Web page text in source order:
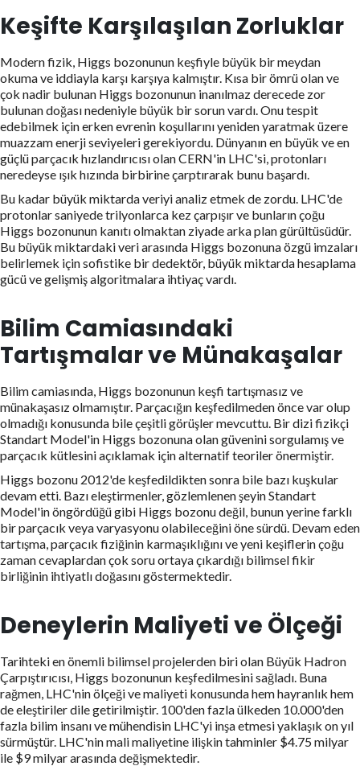
Keşifte Karşılaşılan Zorluklar
Modern fizik, Higgs bozonunun keşfiyle büyük bir meydan
okuma ve iddiayla karşı karşıya kalmıştır. Kısa bir ömrü olan ve
çok nadir bulunan Higgs bozonunun inanılmaz derecede zor
bulunan doğası nedeniyle büyük bir sorun vardı. Onu tespit
edebilmek için erken evrenin koşullarını yeniden yaratmak üzere
muazzam enerji seviyeleri gerekiyordu. Dünyanın en büyük ve en
güçlü parçacık hızlandırıcısı olan CERN'in LHC'si, protonları
neredeyse ışık hızında birbirine çarptırarak bunu başardı.
Bu kadar büyük miktarda veriyi analiz etmek de zordu. LHC'de
protonlar saniyede trilyonlarca kez çarpışır ve bunların çoğu
Higgs bozonunun kanıtı olmaktan ziyade arka plan gürültüsüdür.
Bu büyük miktardaki veri arasında Higgs bozonuna özgü imzaları
belirlemek için sofistike bir dedektör, büyük miktarda hesaplama
gücü ve gelişmiş algoritmalara ihtiyaç vardı.
Bilim Camiasındaki
Tartışmalar ve Münakaşalar
Bilim camiasında, Higgs bozonunun keşfi tartışmasız ve
münakaşasız olmamıştır. Parçacığın keşfedilmeden önce var olup
olmadığı konusunda bile çeşitli görüşler mevcuttu. Bir dizi fizikçi
Standart Model'in Higgs bozonuna olan güvenini sorgulamış ve
parçacık kütlesini açıklamak için alternatif teoriler önermiştir.
Higgs bozonu 2012'de keşfedildikten sonra bile bazı kuşkular
devam etti. Bazı eleştirmenler, gözlemlenen şeyin Standart
Model'in öngördüğü gibi Higgs bozonu değil, bunun yerine farklı
bir parçacık veya varyasyonu olabileceğini öne sürdü. Devam eden
tartışma, parçacık fiziğinin karmaşıklığını ve yeni keşiflerin çoğu
zaman cevaplardan çok soru ortaya çıkardığı bilimsel fikir
birliğinin ihtiyatlı doğasını göstermektedir.
Deneylerin Maliyeti ve Ölçeği
Tarihteki en önemli bilimsel projelerden biri olan Büyük Hadron
Çarpıştırıcısı, Higgs bozonunun keşfedilmesini sağladı. Buna
rağmen, LHC'nin ölçeği ve maliyeti konusunda hem hayranlık hem
de eleştiriler dile getirilmiştir. 100'den fazla ülkeden 10.000'den
fazla bilim insanı ve mühendisin LHC'yi inşa etmesi yaklaşık on yıl
sürmüştür. LHC'nin mali maliyetine ilişkin tahminler $4.75 milyar
ile $9 milyar arasında değişmektedir.